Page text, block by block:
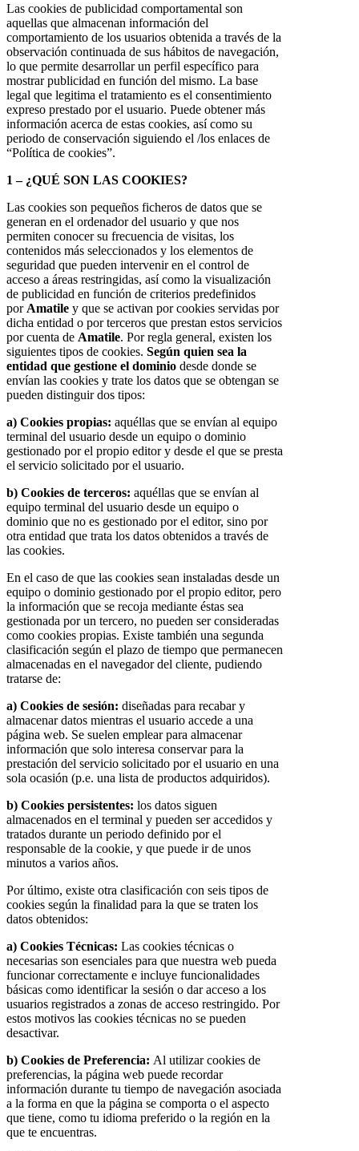
Las cookies de publicidad comportamental son
aquellas que almacenan información del
comportamiento de los usuarios obtenida a través de la
observación continuada de sus hábitos de navegación,
lo que permite desarrollar un perfil específico para
mostrar publicidad en función del mismo. La base
legal que legitima el tratamiento es el consentimiento
expreso prestado por el usuario. Puede obtener más
información acerca de estas cookies, así como su
periodo de conservación siguiendo el /los enlaces de
“Política de cookies”.
1 – ¿QUÉ SON LAS COOKIES?
Las cookies son pequeños ficheros de datos que se
generan en el ordenador del usuario y que nos
permiten conocer su frecuencia de visitas, los
contenidos más seleccionados y los elementos de
seguridad que pueden intervenir en el control de
acceso a áreas restringidas, así como la visualización
de publicidad en función de criterios predefinidos
por Amatile y que se activan por cookies servidas por
dicha entidad o por terceros que prestan estos servicios
por cuenta de Amatile. Por regla general, existen los
siguientes tipos de cookies. Según quien sea la
entidad que gestione el dominio desde donde se
envían las cookies y trate los datos que se obtengan se
pueden distinguir dos tipos:
a) Cookies propias: aquéllas que se envían al equipo
terminal del usuario desde un equipo o dominio
gestionado por el propio editor y desde el que se presta
el servicio solicitado por el usuario.
b) Cookies de terceros: aquéllas que se envían al
equipo terminal del usuario desde un equipo o
dominio que no es gestionado por el editor, sino por
otra entidad que trata los datos obtenidos a través de
las cookies.
En el caso de que las cookies sean instaladas desde un
equipo o dominio gestionado por el propio editor, pero
la información que se recoja mediante éstas sea
gestionada por un tercero, no pueden ser consideradas
como cookies propias. Existe también una segunda
clasificación según el plazo de tiempo que permanecen
almacenadas en el navegador del cliente, pudiendo
tratarse de:
a) Cookies de sesión: diseñadas para recabar y
almacenar datos mientras el usuario accede a una
página web. Se suelen emplear para almacenar
información que solo interesa conservar para la
prestación del servicio solicitado por el usuario en una
sola ocasión (p.e. una lista de productos adquiridos).
b) Cookies persistentes: los datos siguen
almacenados en el terminal y pueden ser accedidos y
tratados durante un periodo definido por el
responsable de la cookie, y que puede ir de unos
minutos a varios años.
Por último, existe otra clasificación con seis tipos de
cookies según la finalidad para la que se traten los
datos obtenidos:
a) Cookies Técnicas: Las cookies técnicas o
necesarias son esenciales para que nuestra web pueda
funcionar correctamente e incluye funcionalidades
básicas como identificar la sesión o dar acceso a los
usuarios registrados a zonas de acceso restringido. Por
estos motivos las cookies técnicas no se pueden
desactivar.
b) Cookies de Preferencia: Al utilizar cookies de
preferencias, la página web puede recordar
información durante tu tiempo de navegación asociada
a la forma en que la página se comporta o el aspecto
que tiene, como tu idioma preferido o la región en la
que te encuentras.